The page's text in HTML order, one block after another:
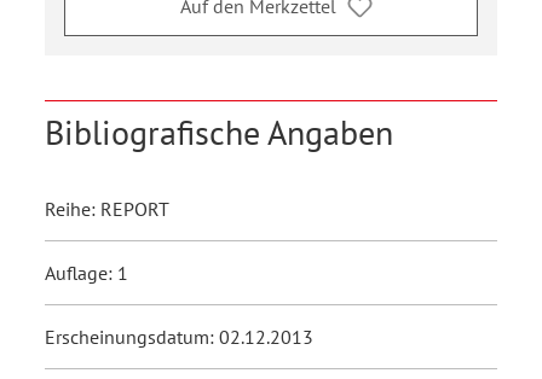
Auf den Merkzettel
Bibliografische Angaben
Reihe: REPORT
Auflage: 1
Erscheinungsdatum: 02.12.2013